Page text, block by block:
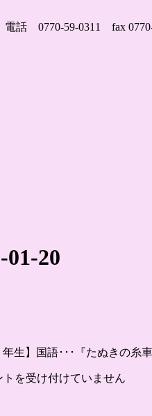
0770-59-0311 fax 0770-
01-20
生】国語･･･『たぬきの糸
トを受け付けていません